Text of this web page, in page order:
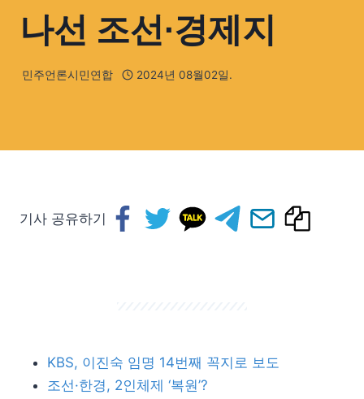
나선 조선∙경제지
민주언론시민연합 2024년 08월02일.
기사 공유하기
KBS, 이진숙 임명 14번째 꼭지로 보도
조선·한경, 2인체제 ‘복원’?